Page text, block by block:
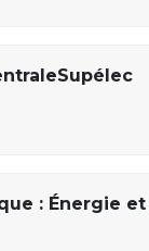
: Énergie et